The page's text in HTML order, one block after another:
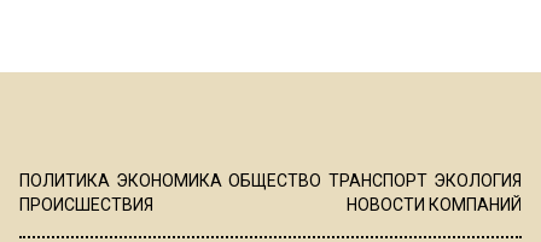
ПОЛИТИКА ЭКОНОМИКА ОБЩЕСТВО ТРАНСПОРТ ЭКОЛОГИЯ
ПРОИСШЕСТВИЯ
НОВОСТИ КОМПАНИЙ